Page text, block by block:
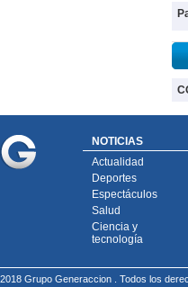
NOTICIAS
Actualidad
Deportes
Espectáculos
Salud
Ciencia y
tecnología
2018 Grupo Generaccion . Todos los